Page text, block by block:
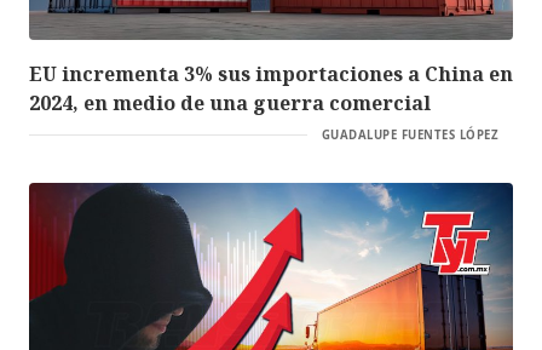
EU incrementa 3% sus importaciones a China en
2024, en medio de una guerra comercial
GUADALUPE FUENTES LÓPEZ